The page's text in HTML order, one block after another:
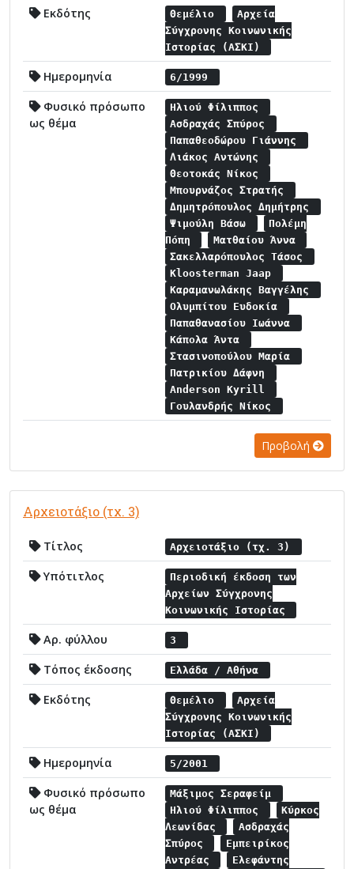
Εκδότης Θεμέλιο
Αρχεία
Σύγχρονης Κοινωνικής
Ιστορίας (ΑΣΚΙ)
Ημερομηνία 6/1999
Φυσικό πρόσωπο
ως θέμα
Ηλιού Φίλιππος
Ασδραχάς Σπύρος
Παπαθεοδώρου Γιάννης
Λιάκος Αντώνης
Θεοτοκάς Νίκος
Μπουρνάζος Στρατής
Δημητρόπουλος Δημήτρης
Ψιμούλη Βάσω
Πολέμη
Πόπη
Ματθαίου Άννα
Σακελλαρόπουλος Τάσος
Kloosterman Jaap
Καραμανωλάκης Βαγγέλης
Ολυμπίτου Ευδοκία
Παπαθανασίου Ιωάννα
Κάπολα Άντα
Στασινοπούλου Μαρία
Πατρικίου Δάφνη
Anderson Kyrill
Γουλανδρής Νίκος
Προβολή
Αρχειοτάξιο (τχ. 3)
Τίτλος Αρχειοτάξιο (τχ. 3)
Υπότιτλος
Περιοδική έκδοση των
Αρχείων Σύγχρονης
Κοινωνικής Ιστορίας
Αρ. φύλλου 3
Τόπος έκδοσης Ελλάδα / Αθήνα
Εκδότης Θεμέλιο
Αρχεία
Σύγχρονης Κοινωνικής
Ιστορίας (ΑΣΚΙ)
Ημερομηνία 5/2001
Φυσικό πρόσωπο
ως θέμα
Μάξιμος Σεραφείμ
Ηλιού Φίλιππος
Κύρκος
Λεωνίδας
Ασδραχάς
Σπύρος
Εμπειρίκος
Αντρέας
Ελεφάντης